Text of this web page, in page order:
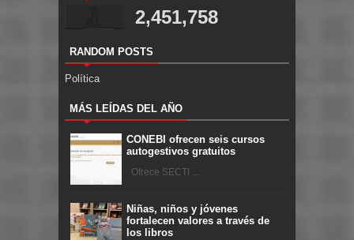
2,451,758
RANDOM POSTS
Política
MÁS LEÍDAS DEL AÑO
CONEBI ofrecen seis cursos
autogestivos gratuitos
Ofrece SECTI ...
Niñas, niños y jóvenes
fortalecen valores a través de
los libros